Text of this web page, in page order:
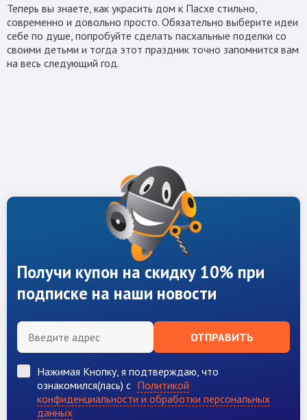
Теперь вы знаете, как украсить дом к Пасхе стильно,
современно и довольно просто. Обязательно выберите идеи
себе по душе, попробуйте сделать пасхальные поделки со
своими детьми и тогда этот праздник точно запомнится вам
на весь следующий год.
Получи купон на скидку 10% при
подписке на наши новости
ОТПРАВИТЬ
Нажимая Кнопку, я подтверждаю, что
ознакомился(лась) с Политикой
конфиденциальности и обработки персональных
данных